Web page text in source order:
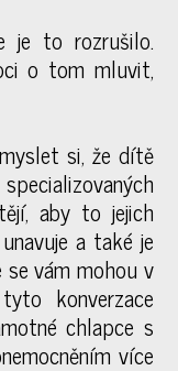
je to rozrušilo.
o tom mluvit,
si, že dítě
aby to jejich
a také je
vám mohou v
konverzace
chlapce s
více